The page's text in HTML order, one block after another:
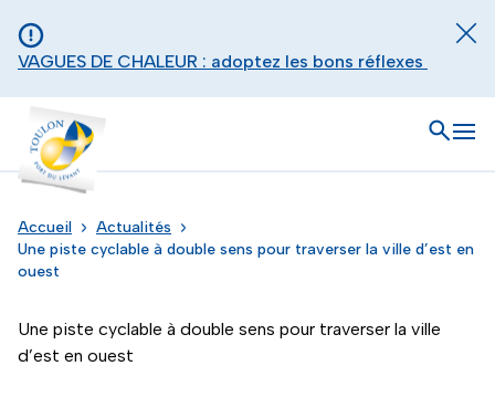
VAGUES DE CHALEUR : adoptez les bons réflexes
Toulon - Port du levant, retour à l'accueil
Ouvrir
Accueil
Actualités
Une piste cyclable à double sens pour traverser la ville d’est en
ouest
Une piste cyclable à double sens pour traverser la ville
d’est en ouest